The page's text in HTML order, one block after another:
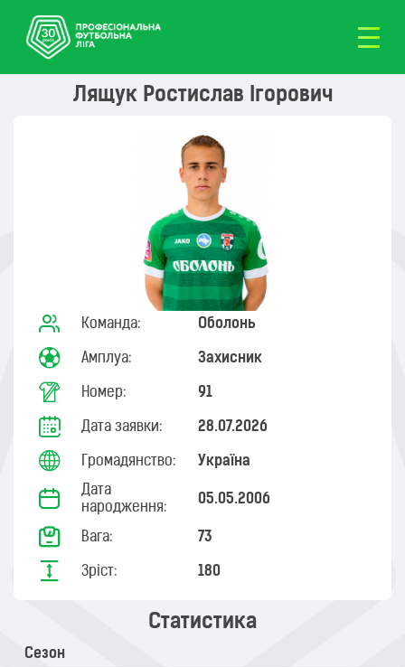
Лящук Ростислав Ігорович
Команда: Оболонь
Амплуа: Захисник
Номер: 91
Дата заявки: 28.07.2026
Громадянство: Україна
Дата
народження:
05.05.2006
Вага: 73
Зріст: 180
Статистика
Сезон